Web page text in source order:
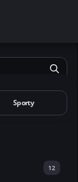
Sporty
12